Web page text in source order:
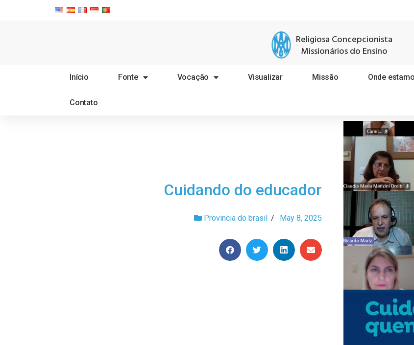
Religiosa Concepcionista
Missionários do Ensino
Início Fonte Vocação Visualizar Missão Onde
Contato
Cuidando do educador
Provincia do brasil / May 8, 2025